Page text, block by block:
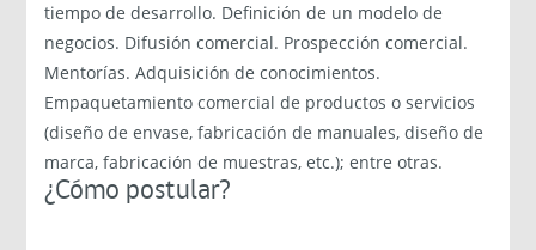
tiempo de desarrollo. Definición de un modelo de
negocios. Difusión comercial. Prospección comercial.
Mentorías. Adquisición de conocimientos.
Empaquetamiento comercial de productos o servicios
(diseño de envase, fabricación de manuales, diseño de
marca, fabricación de muestras, etc.); entre otras.
¿Cómo postular?